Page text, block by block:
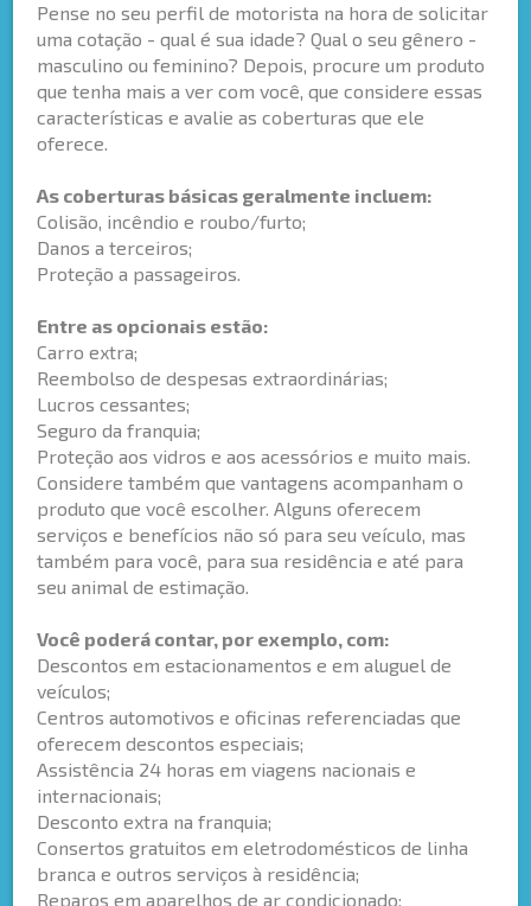
Pense no seu perfil de motorista na hora de solicitar
uma cotação - qual é sua idade? Qual o seu gênero -
masculino ou feminino? Depois, procure um produto
que tenha mais a ver com você, que considere essas
características e avalie as coberturas que ele
oferece.
As coberturas básicas geralmente incluem:
Colisão, incêndio e roubo/furto;
Danos a terceiros;
Proteção a passageiros.
Entre as opcionais estão:
Carro extra;
Reembolso de despesas extraordinárias;
Lucros cessantes;
Seguro da franquia;
Proteção aos vidros e aos acessórios e muito mais.
Considere também que vantagens acompanham o
produto que você escolher. Alguns oferecem
serviços e benefícios não só para seu veículo, mas
também para você, para sua residência e até para
seu animal de estimação.
Você poderá contar, por exemplo, com:
Descontos em estacionamentos e em aluguel de
veículos;
Centros automotivos e oficinas referenciadas que
oferecem descontos especiais;
Assistência 24 horas em viagens nacionais e
internacionais;
Desconto extra na franquia;
Consertos gratuitos em eletrodomésticos de linha
branca e outros serviços à residência;
Reparos em aparelhos de ar condicionado;